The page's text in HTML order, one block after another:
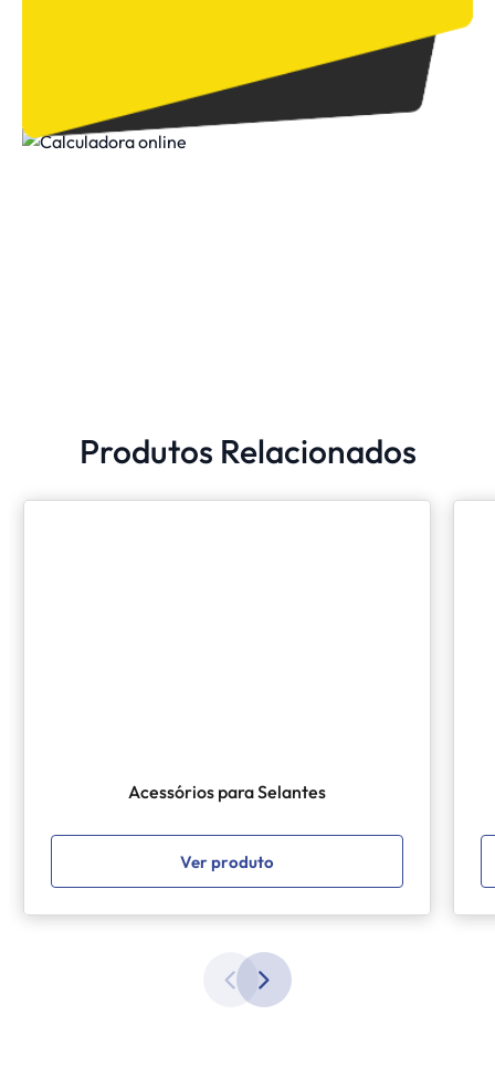
Produtos Relacionados
Acessórios para Selantes
Ver produto